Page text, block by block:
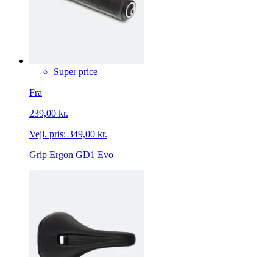
Super price
Fra
239,00 kr.
Vejl. pris: 349,00 kr.
Grip Ergon GD1 Evo